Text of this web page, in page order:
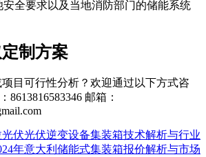
安全要求以及当地消防部门的储能系统
制方案
目可行性分析？欢迎通过以下方式咨
8613816583346 邮箱：
伏光伏逆变设备集装箱技术解析与行业
年意大利储能式集装箱报价解析与市场